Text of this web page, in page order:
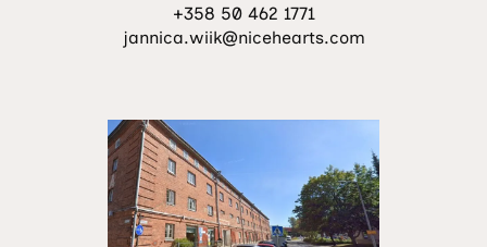
sivustolla.
Linkki
välilehteen.)
+358 50 462 1771
jannica.wiik@nicehearts.com